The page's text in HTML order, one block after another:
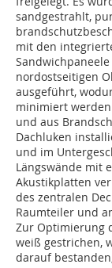
sandgestrahlt,
mit den
nordostseitigen
ausgeführt,
minimiert
und aus
Dachluken
und im
Längswände mit
Akustikplatten
des zentralen
Raumteiler und
Zur Optimierung
weiß gestrichen,
darauf